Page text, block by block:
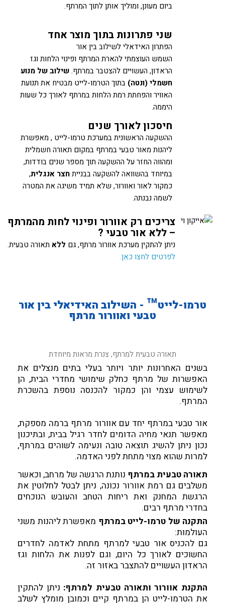
ביום מעונן, ומוליך אותן לתוך המרתף.
שני פתרונות בתוך מוצר אחד
הפתרון האידאלי לשילוב בין אור
השמש העוצמתי להארת המרתף ופינוי הלחות וגז
הראדון, העשויים להצטבר במרתף.שילוב של מנוע
חשמלי (ונטה) בתוך הטרמו-לייט מבטיח את תנועת
האוויר והפחתת רמת הלחות במרתף לאורך כל שעות
היממה.
חיסכון לאורך שנים
ההשקעה הראשונית במערכת טרמו-לייט , מאפשרת
ליהנות מאור טבעי במרתף במקום תאורה חשמלית
ומהווה החזר על ההשקעה תוך מספר שנים בודדות,
במיוחד בהשוואה להשקעה בבנייתחצר אנגלית,
כמקור לאור ואוורור, שלא תמיד משיגה את המטרה
לשמה נבנתה.
צריכים רק אוורור ופינוי לחות מהמרתף
– ללא אור טבעי ?
ניתן להתקין מערכת אוורור מרתף, גם ללא תאורה טבעית.
לפרטים לחצו כאן.
טרמו-לייט™ - השילוב האידיאלי בין אור
טבעי ואוורור מרתף
תאורה טבעית למרתף, צנרת מראות מיוחדת
בשנים האחרונות יותר ויותר בעלי בתים מנצלים את
האפשרות של מרתף כחלק שימושי מחדרי הבית, הן
לשימוש עצמי והן כמקור להכנסה נוספת בהשכרת
המרתף.
אור טבעי במרתף יחד עם אוורור מרתף ברמה מספקת,
מאפשר תנאי מחיה הדומים לחדר רגיל בבית, ובתיכנון
נכון ניתן להשיג תוצאה טובה ונעימה לשוהים במרתף,
למרות שהוא מצוי מתחת לפני האדמה.
תאורה טבעית במרתף נותנת הרגשה של מרחב, וכאשר
משלבים גם רמת אוורור נכונה, ניתן לבטל לחלוטין את
הרגשת המחנק ואת ריחות הטחב והעובש הנוכחים
בחדרי מרתף רבים.
התקנה של טרמו-לייט במרתף מאפשרת ליהנות משני
העולמות:
גם להכניס אור טבעי למרתף מתחת לאדמה לחדרים
החשוכים לאורך כל היום, וגם לפנות את הלחות וגז
הראדון העשויים להתצבר באזור זה.
התקנת אוורור ותאורה טבעית למרתף: ניתן להתקין
את הטרמו-לייט הן במרתף קיים וכמובן מומלץ לשלב